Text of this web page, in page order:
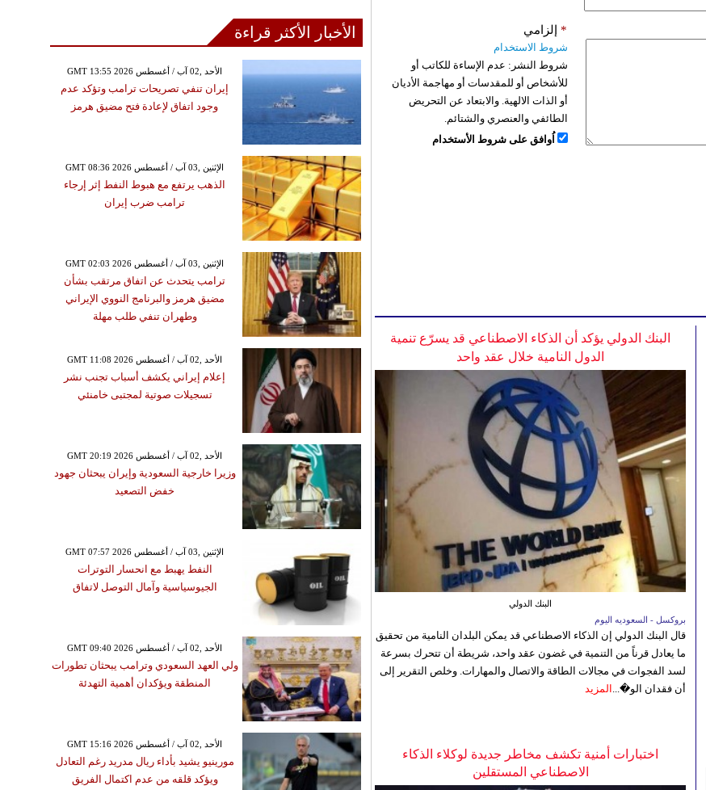
إلزامي *
شروط الاستخدام
شروط النشر: عدم الإساءة للكاتب أو
للأشخاص أو للمقدسات أو مهاجمة الأديان
أو الذات الالهية. والابتعاد عن التحريض
الطائفي والعنصري والشتائم.
اُوافق على شروط الأستخدام
البنك الدولي يؤكد أن الذكاء الاصطناعي قد يسرّع تنمية
الدول النامية خلال عقد واحد
البنك الدولي
بروكسل - السعوديه اليوم
قال البنك الدولي إن الذكاء الاصطناعي قد يمكن البلدان النامية من تحقيق
ما يعادل قرناً من التنمية في غضون عقد واحد، شريطة أن تتحرك بسرعة
لسد الفجوات في مجالات الطاقة والاتصال والمهارات. وخلص التقرير إلى
أن فقدان الو�... المزيد
اختبارات أمنية تكشف مخاطر جديدة لوكلاء الذكاء
الاصطناعي المستقلين
الأخبار الأكثر قراءة
GMT 13:55 2026 الأحد ,02 آب / أغسطس
إيران تنفي تصريحات ترامب وتؤكد عدم
وجود اتفاق لإعادة فتح مضيق هرمز
GMT 08:36 2026 الإثنين ,03 آب / أغسطس
الذهب يرتفع مع هبوط النفط إثر إرجاء
ترامب ضرب إيران
GMT 02:03 2026 الإثنين ,03 آب / أغسطس
ترامب يتحدث عن اتفاق مرتقب بشأن
مضيق هرمز والبرنامج النووي الإيراني
وطهران تنفي طلب مهلة
GMT 11:08 2026 الأحد ,02 آب / أغسطس
إعلام إيراني يكشف أسباب تجنب نشر
تسجيلات صوتية لمجتبى خامنئي
GMT 20:19 2026 الأحد ,02 آب / أغسطس
وزيرا خارجية السعودية وإيران يبحثان جهود
خفض التصعيد
GMT 07:57 2026 الإثنين ,03 آب / أغسطس
النفط يهبط مع انحسار التوترات
الجيوسياسية وآمال التوصل لاتفاق
GMT 09:40 2026 الأحد ,02 آب / أغسطس
ولي العهد السعودي وترامب يبحثان تطورات
المنطقة ويؤكدان أهمية التهدئة
GMT 15:16 2026 الأحد ,02 آب / أغسطس
مورينيو يشيد بأداء ريال مدريد رغم التعادل
ويؤكد قلقه من عدم اكتمال الفريق